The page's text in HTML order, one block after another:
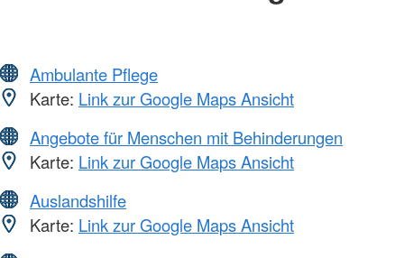
Ambulante Pflege
Karte: Link zur Google Maps Ansicht
Angebote für Menschen mit Behinderungen
Karte: Link zur Google Maps Ansicht
Auslandshilfe
Karte: Link zur Google Maps Ansicht